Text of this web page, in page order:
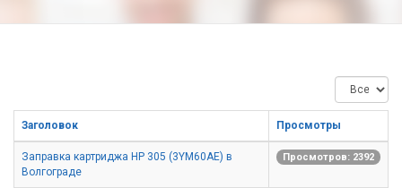
Кол-
во
строк:
Заголовок
Просмотры
Заправка картриджа HP 305 (3YM60AE) в
Волгограде
Просмотров: 2392